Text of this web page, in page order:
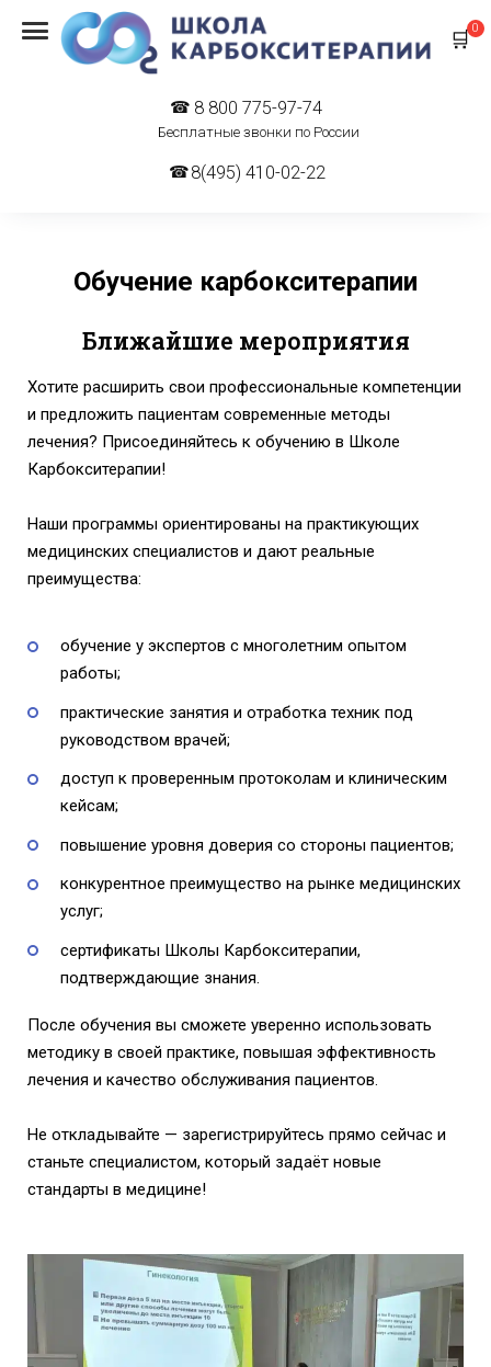
8 800 775-97-74
Бесплатные звонки по России
8(495) 410-02-22
0
Обучение карбокситерапии
Ближайшие мероприятия
Хотите расширить свои профессиональные компетенции
и предложить пациентам современные методы
лечения? Присоединяйтесь к обучению в Школе
Карбокситерапии!
Наши программы ориентированы на практикующих
медицинских специалистов и дают реальные
преимущества:
обучение у экспертов с многолетним опытом
работы;
практические занятия и отработка техник под
руководством врачей;
доступ к проверенным протоколам и клиническим
кейсам;
повышение уровня доверия со стороны пациентов;
конкурентное преимущество на рынке медицинских
услуг;
сертификаты Школы Карбокситерапии,
подтверждающие знания.
После обучения вы сможете уверенно использовать
методику в своей практике, повышая эффективность
лечения и качество обслуживания пациентов.
Не откладывайте — зарегистрируйтесь прямо сейчас и
станьте специалистом, который задаёт новые
стандарты в медицине!